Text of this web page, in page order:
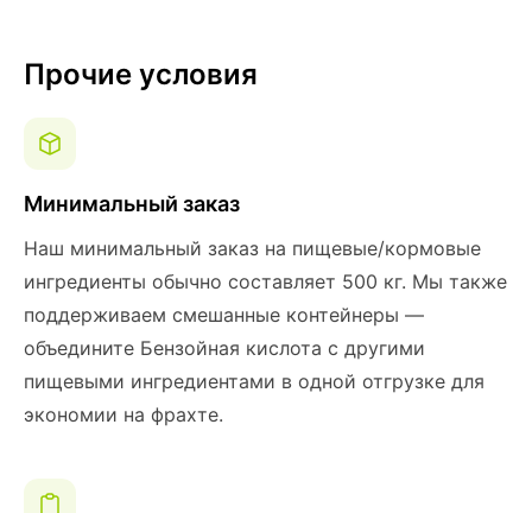
Прочие условия
Минимальный заказ
Наш минимальный заказ на пищевые/кормовые
ингредиенты обычно составляет 500 кг. Мы также
поддерживаем смешанные контейнеры —
объедините Бензойная кислота с другими
пищевыми ингредиентами в одной отгрузке для
экономии на фрахте.